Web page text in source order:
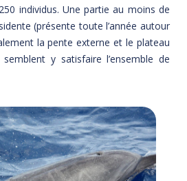
individus. Une partie au moins de
(présente toute l’année autour
la pente externe et le plateau
y satisfaire l’ensemble de